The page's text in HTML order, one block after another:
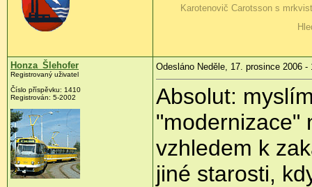
Karotenovič Carotsson s
Honza_Šlehofer
Registrovaný uživatel
Číslo příspěvku: 1410
Registrován: 5-2002
Odesláno Neděle, 17. prosince 2006 -
Absolut:
"modernizace"
vzhledem k
jiné starosti,